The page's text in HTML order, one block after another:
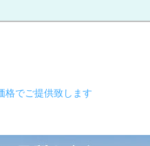
格でご提供致します